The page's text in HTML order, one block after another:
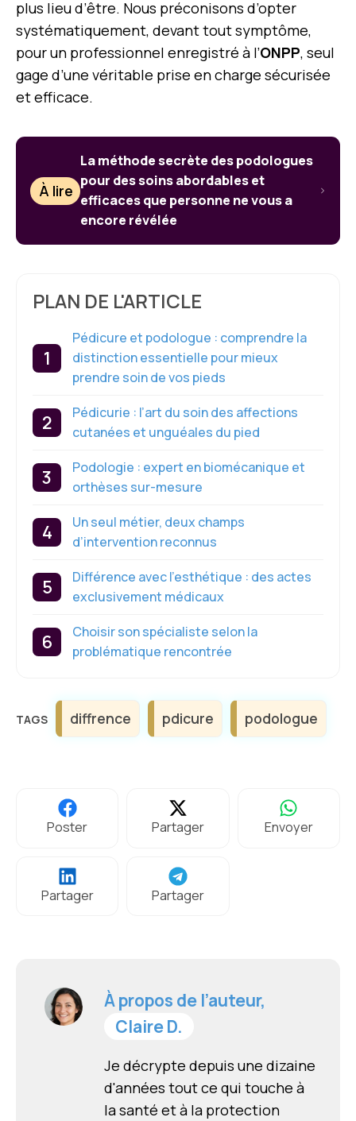
plus lieu d’être. Nous préconisons d’opter
systématiquement, devant tout symptôme,
pour un professionnel enregistré à l’ONPP, seul
gage d’une véritable prise en charge sécurisée
et efficace.
À lire
La méthode secrète des podologues
pour des soins abordables et
efficaces que personne ne vous a
encore révélée
PLAN DE L'ARTICLE
Pédicure et podologue : comprendre la
distinction essentielle pour mieux
prendre soin de vos pieds
Pédicurie : l’art du soin des affections
cutanées et unguéales du pied
Podologie : expert en biomécanique et
orthèses sur-mesure
Un seul métier, deux champs
d’intervention reconnus
Différence avec l’esthétique : des actes
exclusivement médicaux
Choisir son spécialiste selon la
problématique rencontrée
Étiquettes
diffrence pdicure podologue
Poster Partager Envoyer
Partager Partager
À propos de l’auteur,
Claire D.
Je décrypte depuis une dizaine
d'années tout ce qui touche à
la santé et à la protection